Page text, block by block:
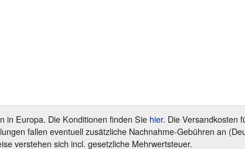
in Europa. Die Konditionen finden Sie hier. Die Versandkosten
fallen eventuell zusätzliche Nachnahme-Gebühren an
verstehen sich incl. gesetzliche Mehrwertsteuer.